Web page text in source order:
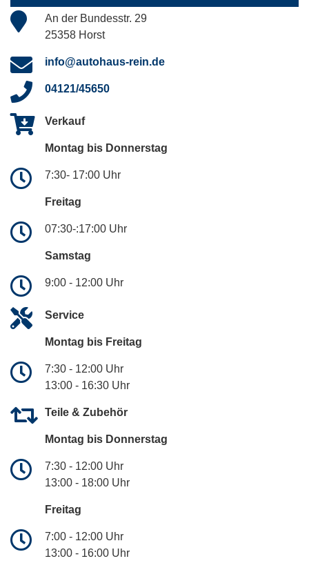
An der Bundesstr. 29
25358 Horst
info@autohaus-rein.de
04121/45650
Verkauf
Montag bis Donnerstag
7:30- 17:00 Uhr
Freitag
07:30-:17:00 Uhr
Samstag
9:00 - 12:00 Uhr
Service
Montag bis Freitag
7:30 - 12:00 Uhr
13:00 - 16:30 Uhr
Teile & Zubehör
Montag bis Donnerstag
7:30 - 12:00 Uhr
13:00 - 18:00 Uhr
Freitag
7:00 - 12:00 Uhr
13:00 - 16:00 Uhr